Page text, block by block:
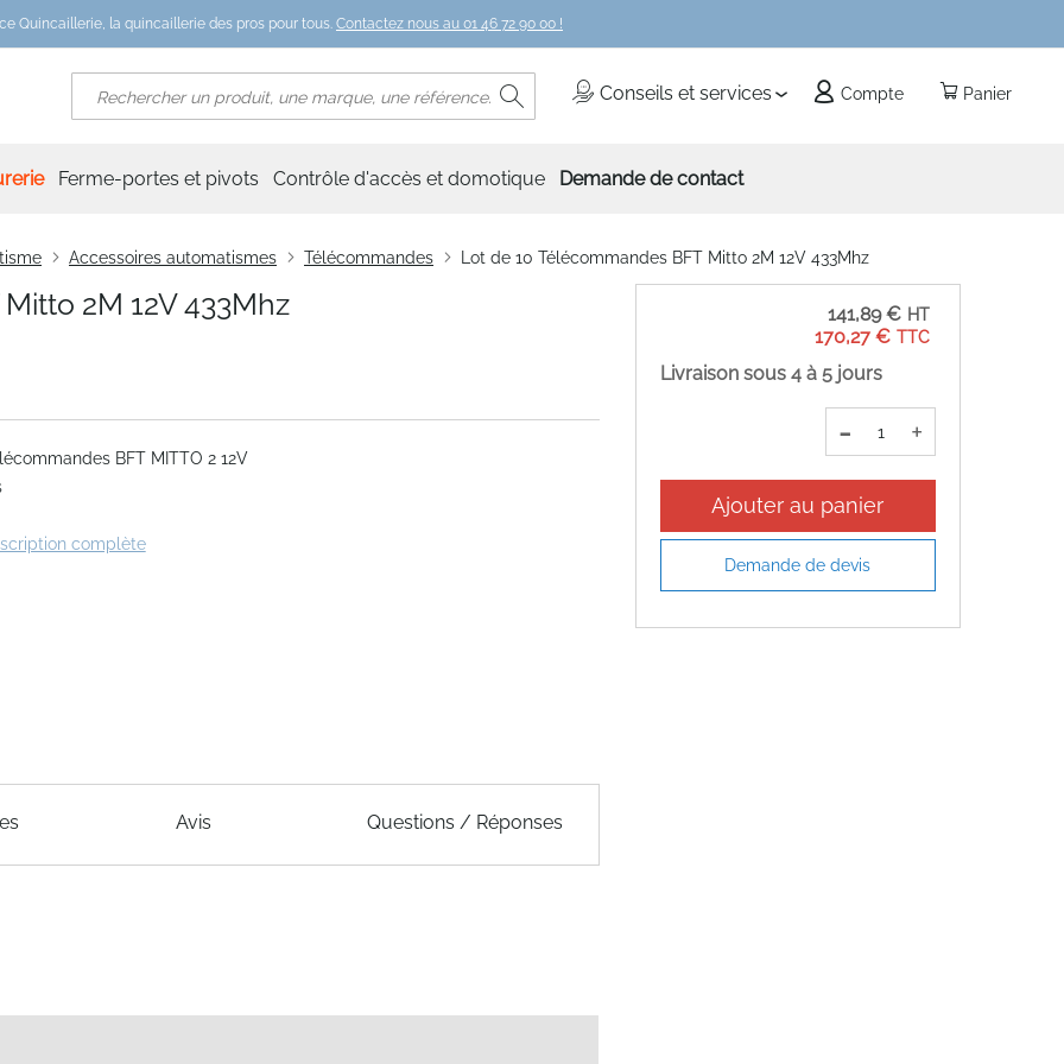
Quincaillerie, la quincaillerie des pros pour tous. Contactez nous au 01 46 72 90 00 !
Panier
Conseils et services Compte
Rechercher
Ferme-portes et pivots Contrôle d'accès et domotique Demande de contact
Accessoires automatismes Télécommandes Lot de 10 Télécommandes BFT Mitto 2M 12V 433Mhz
2M 12V 433Mhz
BFT MITTO 2 12V
complète
Avis Questions / Réponses
170,27 €
141,89 €
Livraison sous 4 à 5 jours
- +
Ajouter au panier
Demande de devis